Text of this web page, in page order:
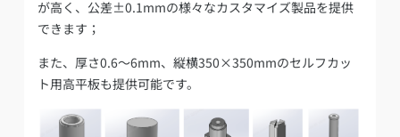
が高く、公差±0.1mmの様々なカスタマイズ製品を提供
できます；
また、厚さ0.6～6mm、縦横350×350mmのセルフカッ
ト用高平板も提供可能です。